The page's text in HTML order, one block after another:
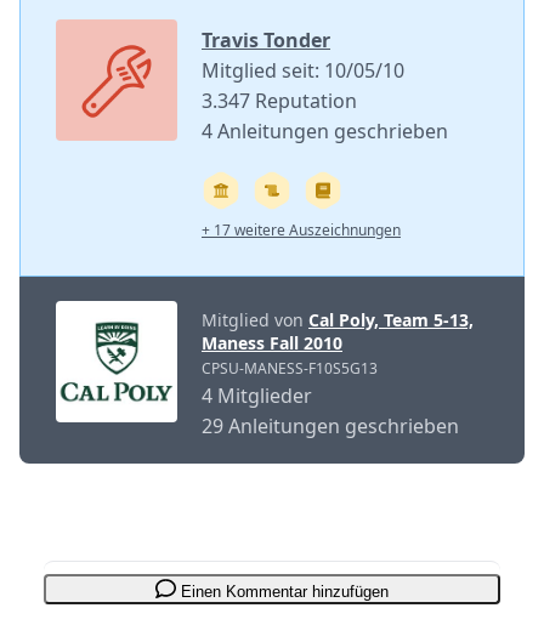
Travis Tonder
Mitglied seit: 10/05/10
3.347 Reputation
4 Anleitungen geschrieben
+ 17 weitere Auszeichnungen
Mitglied von Cal Poly, Team 5-13,
Maness Fall 2010
CPSU-MANESS-F10S5G13
4 Mitglieder
29 Anleitungen geschrieben
Einen Kommentar hinzufügen